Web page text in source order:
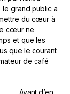
le grand public a
du cœur à
cœur ne
et que les
que le courant
de café
Avant d’en